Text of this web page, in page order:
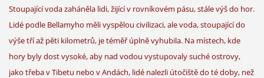
Stoupající voda zaháněla lidi, žijící v rovníkovém pásu, stále výš do hor.
Lidé podle Bellamyho měli vyspělou civilizaci, ale voda, stoupající do
výše tří až pěti kilometrů, je téměř úplně vyhubila. Na místech, kde
hory byly dost vysoké, aby nad vodou vystupovaly suché ostrovy,
jako třeba v Tibetu nebo v Andách, lidé nalezli útočiště do té doby, než